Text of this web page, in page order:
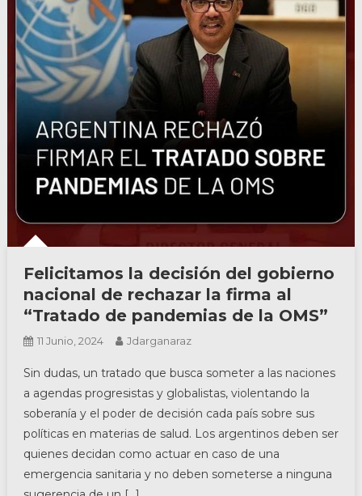
Felicitamos la decisión del gobierno
nacional de rechazar la firma al
“Tratado de pandemias de la OMS”
11 Junio, 2024 Jdarganaraz
Sin dudas, un tratado que busca someter a las naciones
a agendas progresistas y globalistas, violentando la
soberanía y el poder de decisión cada país sobre sus
políticas en materias de salud. Los argentinos deben ser
quienes decidan como actuar en caso de una
emergencia sanitaria y no deben someterse a ninguna